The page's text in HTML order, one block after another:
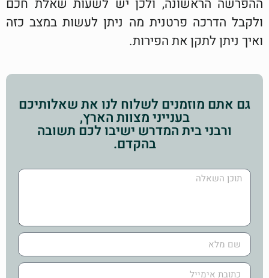
ההפרשה הראשונה, ולכן יש לשעות שאלת חכם
ולקבל הדרכה פרטנית מה ניתן לעשות במצב כזה
ואיך ניתן לתקן את הפירות.
גם אתם מוזמנים לשלוח לנו את שאלותיכם
בענייני מצוות הארץ,
ורבני בית המדרש ישיבו לכם תשובה
בהקדם.